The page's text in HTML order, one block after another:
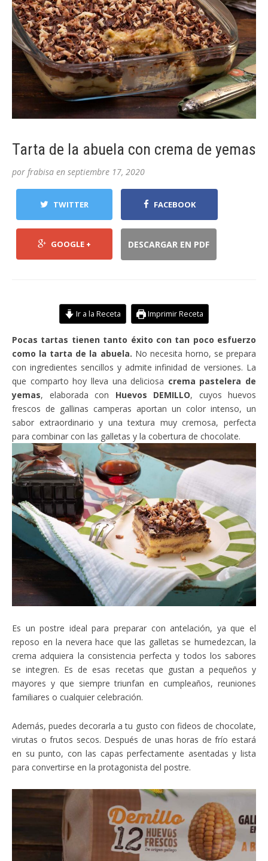
Tarta de la abuela con crema de yemas
por frabisa en septiembre 17, 2020
TWITTER FACEBOOK
GOOGLE + DESCARGAR EN PDF
Ir a la Receta Imprimir Receta
Pocas tartas tienen tanto éxito con tan poco esfuerzo
como la tarta de la abuela. No necesita horno, se prepara
con ingredientes sencillos y admite infinidad de versiones. La
que comparto hoy lleva una deliciosa crema pastelera de
yemas, elaborada con Huevos DEMILLO, cuyos huevos
frescos de gallinas camperas aportan un color intenso, un
sabor extraordinario y una textura muy cremosa, perfecta
para combinar con las galletas y la cobertura de chocolate.
Es un postre ideal para preparar con antelación, ya que el
reposo en la nevera hace que las galletas se humedezcan, la
crema adquiera la consistencia perfecta y todos los sabores
se integren. Es de esas recetas que gustan a pequeños y
mayores y que siempre triunfan en cumpleaños, reuniones
familiares o cualquier celebración.
Además, puedes decorarla a tu gusto con fideos de chocolate,
virutas o frutos secos. Después de unas horas de frío estará
en su punto, con las capas perfectamente asentadas y lista
para convertirse en la protagonista del postre.